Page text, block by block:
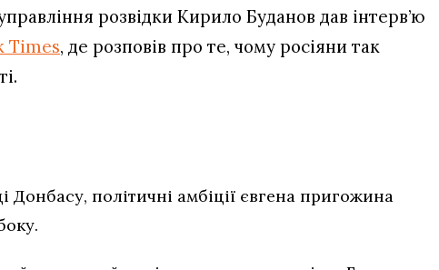
розвідки Кирило Буданов дав інтерв’ю
Times, де розповів про те, чому росіяни так
політичні амбіції євгена пригожина